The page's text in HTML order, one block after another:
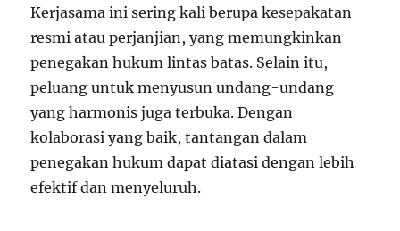
Kerjasama ini sering kali berupa kesepakatan
resmi atau perjanjian, yang memungkinkan
penegakan hukum lintas batas. Selain itu,
peluang untuk menyusun undang-undang
yang harmonis juga terbuka. Dengan
kolaborasi yang baik, tantangan dalam
penegakan hukum dapat diatasi dengan lebih
efektif dan menyeluruh.